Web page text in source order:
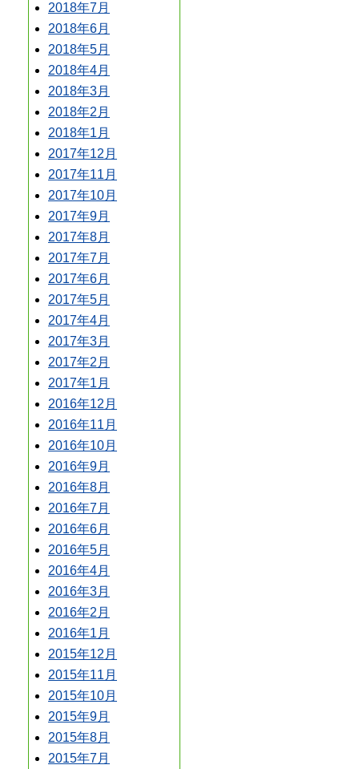
2018年7月
2018年6月
2018年5月
2018年4月
2018年3月
2018年2月
2018年1月
2017年12月
2017年11月
2017年10月
2017年9月
2017年8月
2017年7月
2017年6月
2017年5月
2017年4月
2017年3月
2017年2月
2017年1月
2016年12月
2016年11月
2016年10月
2016年9月
2016年8月
2016年7月
2016年6月
2016年5月
2016年4月
2016年3月
2016年2月
2016年1月
2015年12月
2015年11月
2015年10月
2015年9月
2015年8月
2015年7月